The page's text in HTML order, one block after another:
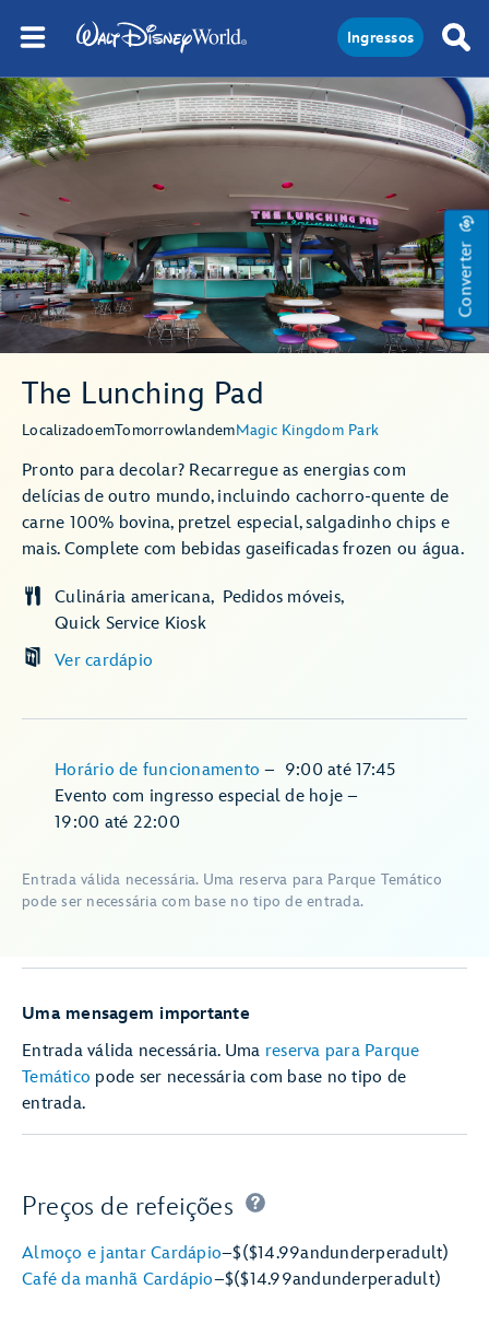
Ingressos
Converter
The Lunching Pad
LocalizadoemTomorrowlandemMagic Kingdom Park
Pronto para decolar? Recarregue as energias com
delícias de outro mundo, incluindo cachorro-quente de
carne 100% bovina, pretzel especial, salgadinho chips e
mais. Complete com bebidas gaseificadas frozen ou água.
Ver cardápio
Culinária americana
Pedidos móveis
Quick Service Kiosk
Horário de funcionamento– 9:00 até 17:45
Evento com ingresso especial de hoje–
19:00 até 22:00
Entrada válida necessária. Uma reserva para Parque Temático
pode ser necessária com base no tipo de entrada.
Uma mensagem importante
Entrada válida necessária. Uma reserva para Parque
Temático pode ser necessária com base no tipo de
entrada.
Preços de refeições
Almoço e jantar Cardápio–$($14.99andunderperadult)
Café da manhã Cardápio–$($14.99andunderperadult)